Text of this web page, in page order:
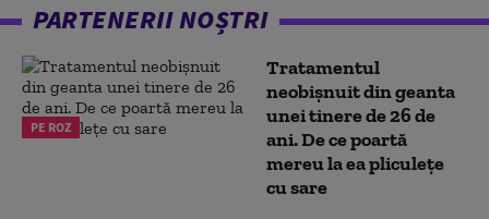
PARTENERII NOȘTRI
PE ROZ
Tratamentul
neobișnuit din geanta
unei tinere de 26 de
ani. De ce poartă
mereu la ea pliculețe
cu sare